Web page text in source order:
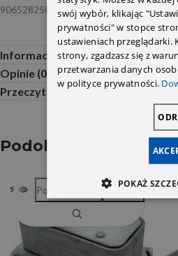
9065282582 Meyle
Informacje dodatkowe
Opinie (0)
Przeczytaj Przed Zakupem
Podobne produkty
SOLD OUTPorównywarka Ulubione
swój wybór, klikając
prywatności" w stopce
ustawieniach przeglądarki.
strony, zgadzasz się z
przetwarzania danych
w polityce prywatności.
POKAŻ